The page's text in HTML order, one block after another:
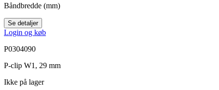
Båndbredde (mm)
Se detaljer
Login og køb
P0304090
P-clip W1, 29 mm
Ikke på lager